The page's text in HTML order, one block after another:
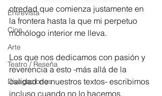
Entrevista
Cine
Arte
Teatro / Reseña
Divagaciones
otredad que comienza justamente en
la frontera hasta la que mi perpetuo
monólogo interior me lleva.
Los que nos dedicamos con pasión y
reverencia a esto -más allá de la
calidad de nuestros textos- escribimos
incluso cuando no lo hacemos,